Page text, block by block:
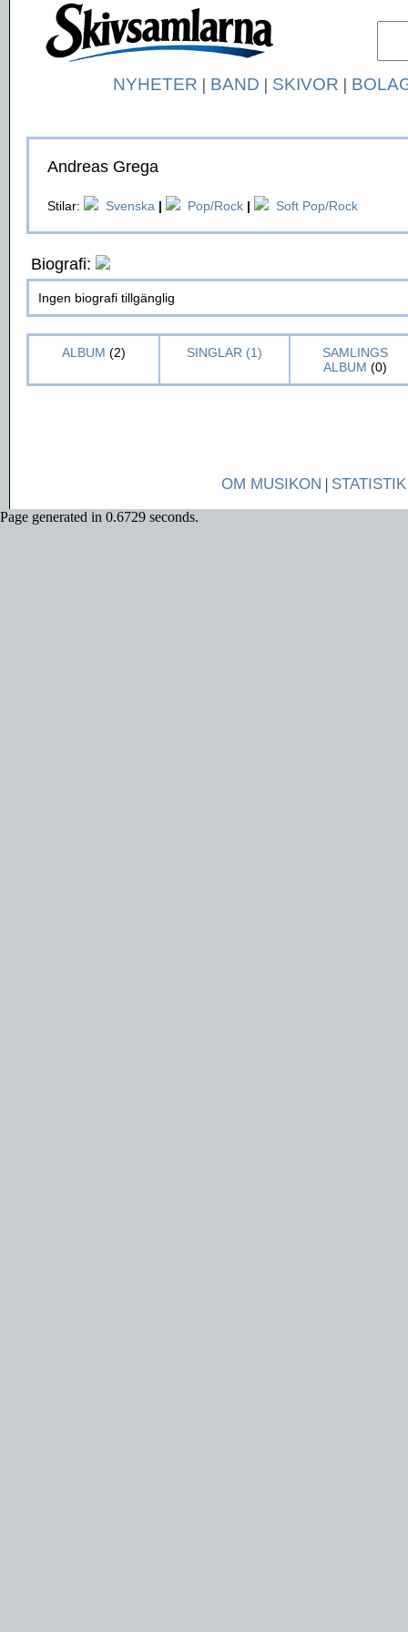
NYHETER | BAND | SKIVOR |
Andreas Grega
Stilar: Svenska | Pop/Rock | Soft Pop/Rock
Biografi:
Ingen biografi tillgänglig
ALBUM (2) SINGLAR (1)
SAMLINGS
ALBUM (0)
OM MUSIKON | STATISTIK
Page generated in 0.6729 seconds.